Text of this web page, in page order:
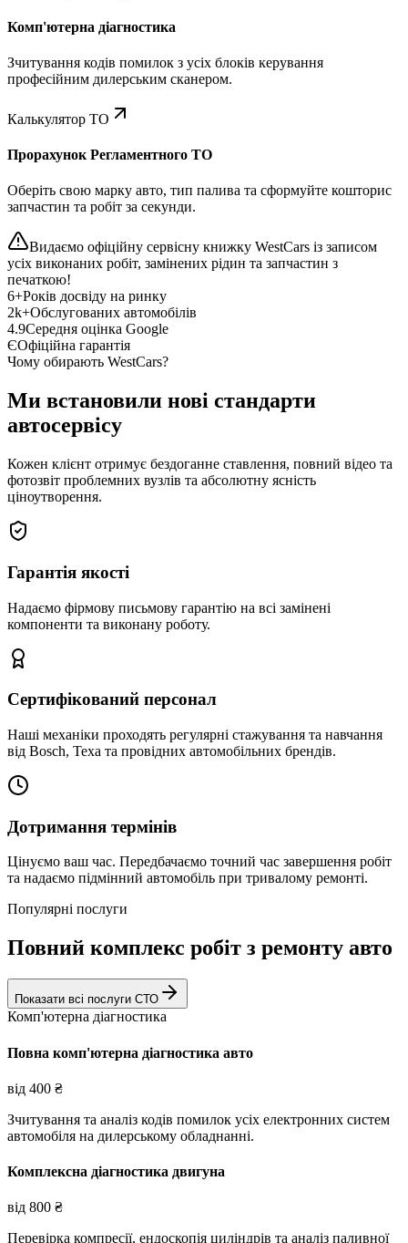
Комп'ютерна діагностика
Зчитування кодів помилок з усіх блоків керування
професійним дилерським сканером.
Калькулятор ТО
Прорахунок Регламентного ТО
Оберіть свою марку авто, тип палива та сформуйте кошторис
запчастин та робіт за секунди.
Видаємо офіційну сервісну книжку WestCars із записом
усіх виконаних робіт, замінених рідин та запчастин з
печаткою!
6+Років досвіду на ринку
2k+Обслугованих автомобілів
4.9Середня оцінка Google
ЄОфіційна гарантія
Чому обирають WestCars?
Ми встановили нові стандарти
автосервісу
Кожен клієнт отримує бездоганне ставлення, повний відео та
фотозвіт проблемних вузлів та абсолютну ясність
ціноутворення.
Гарантія якості
Надаємо фірмову письмову гарантію на всі замінені
компоненти та виконану роботу.
Сертифікований персонал
Наші механіки проходять регулярні стажування та навчання
від Bosch, Texa та провідних автомобільних брендів.
Дотримання термінів
Цінуємо ваш час. Передбачаємо точний час завершення робіт
та надаємо підмінний автомобіль при тривалому ремонті.
Популярні послуги
Повний комплекс робіт з ремонту авто
Показати всі послуги СТО
Комп'ютерна діагностика
Повна комп'ютерна діагностика авто
від 400 ₴
Зчитування та аналіз кодів помилок усіх електронних систем
автомобіля на дилерському обладнанні.
Комплексна діагностика двигуна
від 800 ₴
Перевірка компресії, ендоскопія циліндрів та аналіз паливної